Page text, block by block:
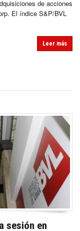
de acciones
El índice S&P/BVL
Leer más
sesión en